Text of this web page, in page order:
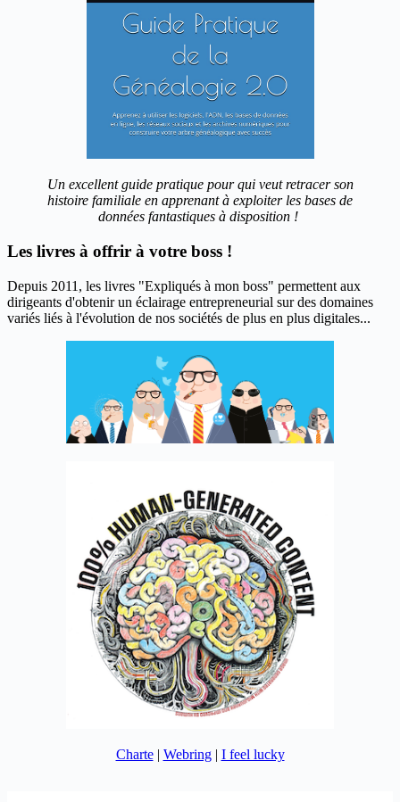
Un excellent guide pratique pour qui veut retracer son
histoire familiale en apprenant à exploiter les bases de
données fantastiques à disposition !
Les livres à offrir à votre boss !
Depuis 2011, les livres "Expliqués à mon boss" permettent aux
dirigeants d'obtenir un éclairage entrepreneurial sur des domaines
variés liés à l'évolution de nos sociétés de plus en plus digitales...
Charte| Webring| I feel lucky